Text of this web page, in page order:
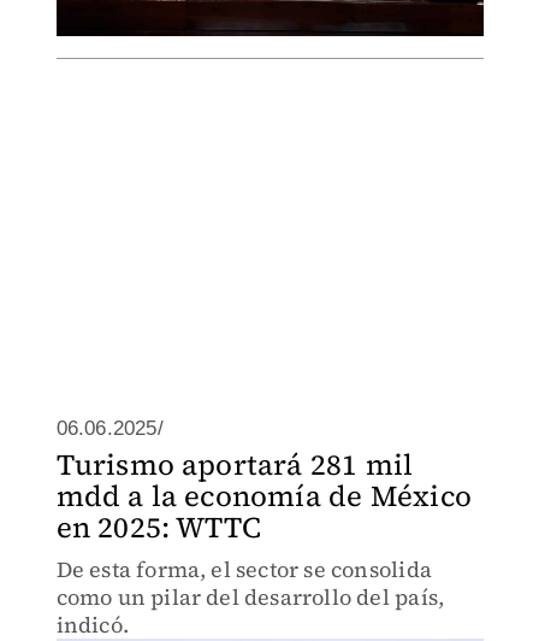
06.06.2025/
Turismo aportará 281 mil
mdd a la economía de México
en 2025: WTTC
De esta forma, el sector se consolida
como un pilar del desarrollo del país,
indicó.